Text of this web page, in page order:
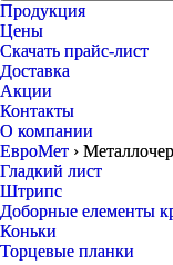
Продукция
Цены
Скачать прайс-лист
Доставка
Акции
Контакты
О компании
ЕвроМет ›
Гладкий лист
Штрипс
Доборные елементы
Коньки
Торцевые планки